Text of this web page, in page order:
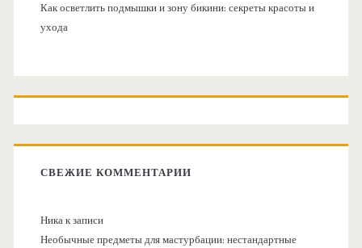
Как осветлить подмышки и зону бикини: секреты красоты и
ухода
СВЕЖИЕ КОММЕНТАРИИ
Никак записи
Необычные предметы для мастурбации: нестандартные